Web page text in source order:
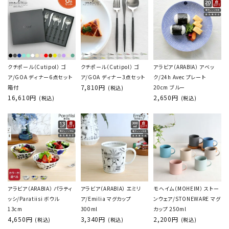
クチポール（Cutipol） ゴ
ア/GOA ディナー6点セット
箱付
16,610円 (税込)
クチポール（Cutipol） ゴ
ア/GOA ディナー3点セット
7,810円 (税込)
アラビア（ARABIA） アベッ
ク/24h Avec プレート
20cm ブルー
2,650円 (税込)
アラビア（ARABIA） パラティ
ッシ/Paratiisi ボウル
13cm
4,650円 (税込)
アラビア（ARABIA） エミリ
ア/Emilia マグカップ
300ml
3,340円 (税込)
モヘイム（MOHEIM） ストー
ンウェア/STONEWARE マグ
カップ 250ml
2,200円 (税込)